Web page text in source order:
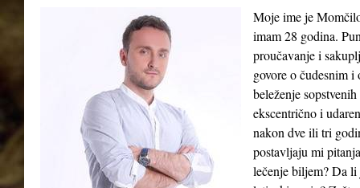
Moje ime je
imam 28 godina.
proučavanje i
govore o čudesnim
beleženje
ekscentrično i
nakon dve ili tri
postavljaju mi
lečenje biljem? Da